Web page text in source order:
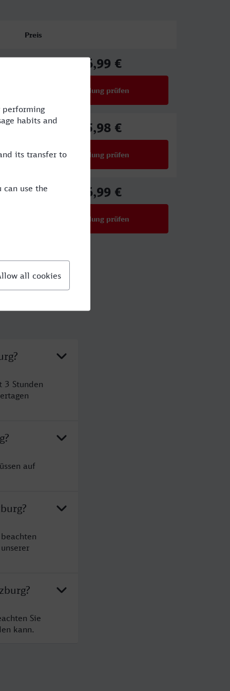
Preis
46,99 €
Verbindung prüfen
65,98 €
Verbindung prüfen
46,99 €
Verbindung prüfen
3 Stunden
auf
Sie
kann.